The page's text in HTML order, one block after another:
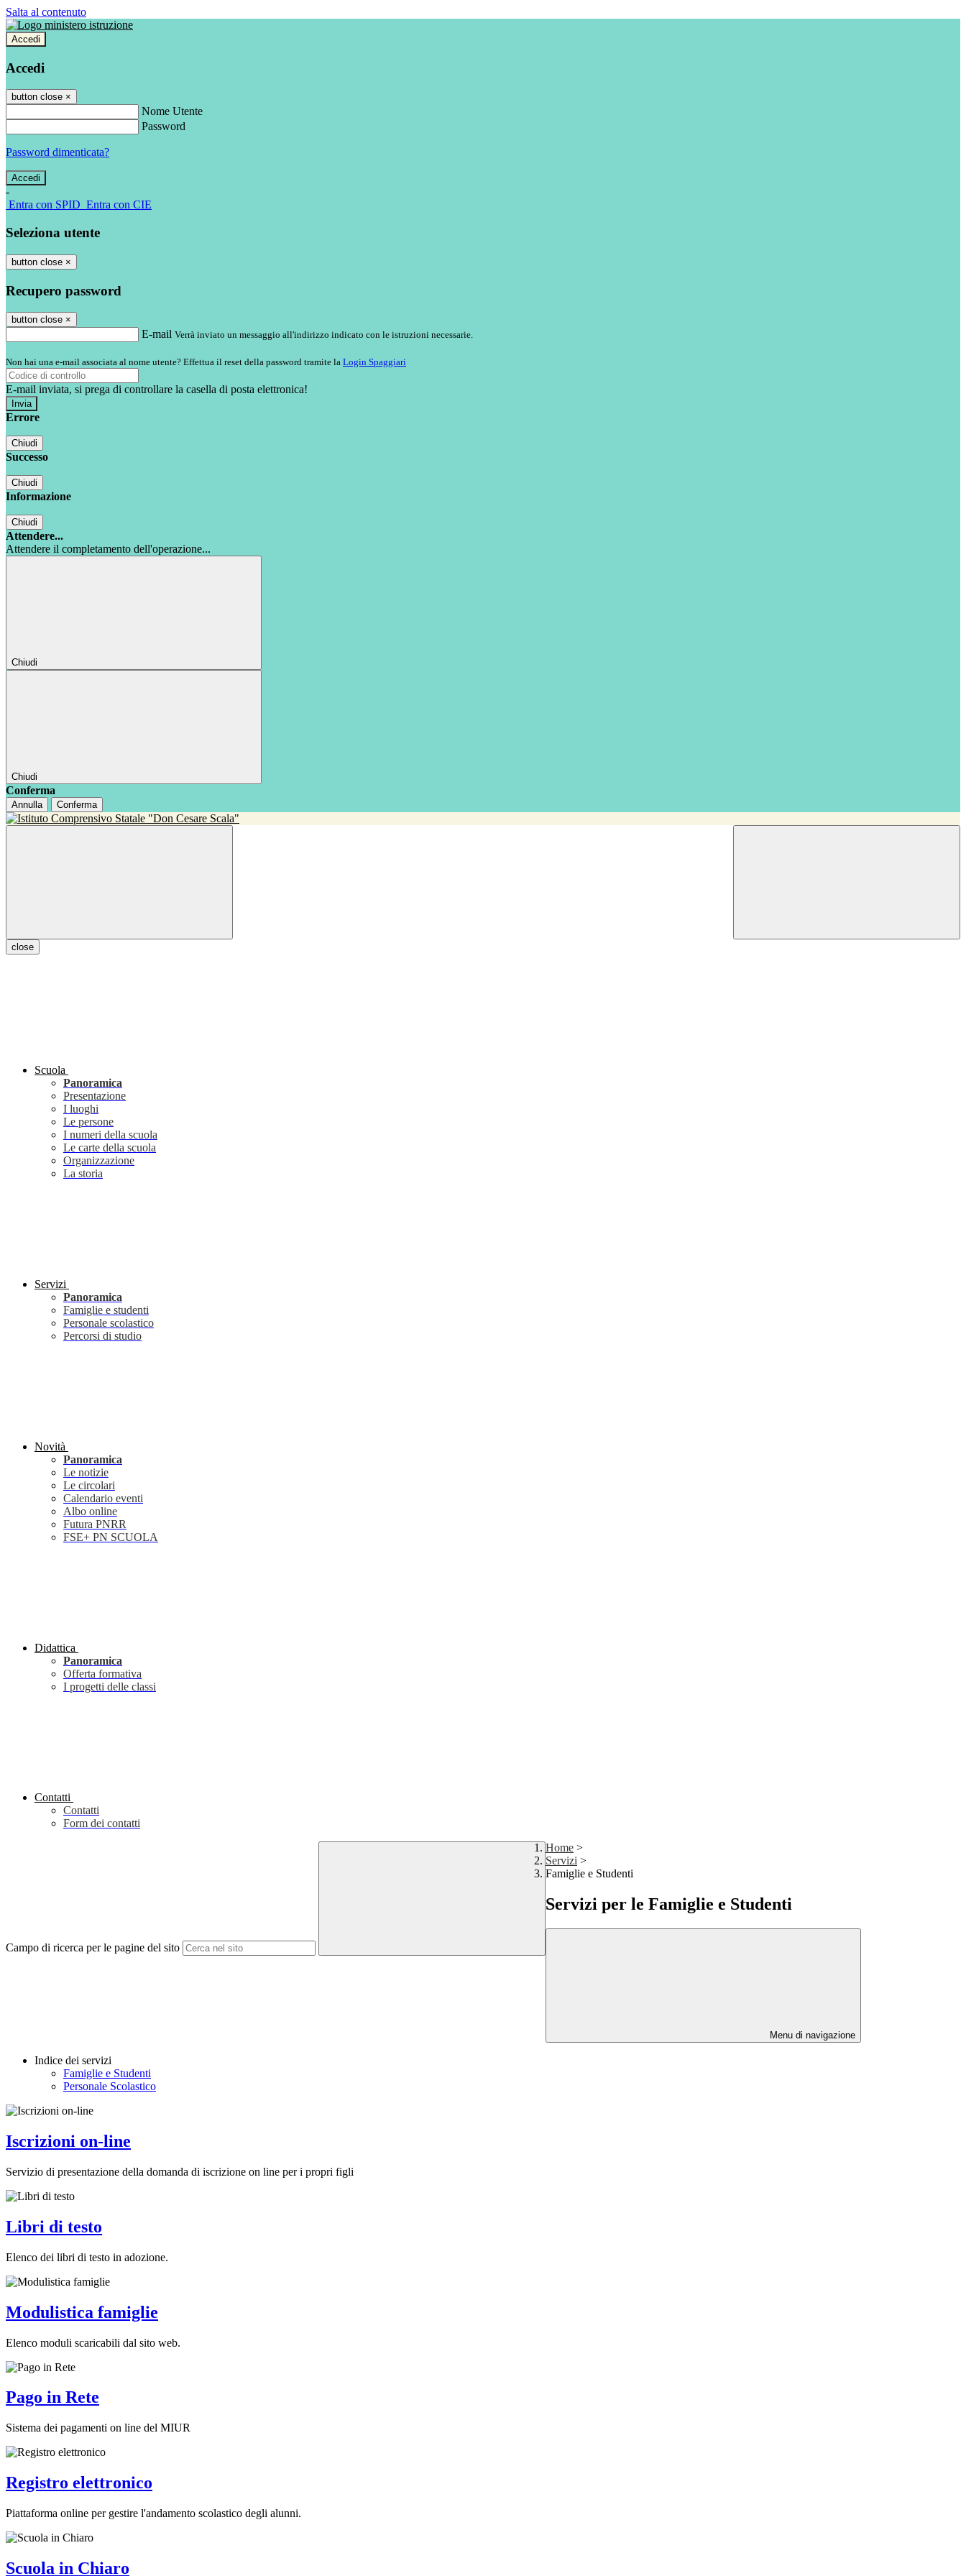
Salta al contenuto
Accedi
Accedi
button close ×
Nome Utente
Password
Password dimenticata?
-
Entra con SPID Entra con CIE
Seleziona utente
button close ×
Recupero password
button close ×
E-mail Verrà inviato un messaggio all'indirizzo indicato con le istruzioni necessarie.
Non hai una e-mail associata al nome utente? Effettua il reset della password tramite la Login Spaggiari
E-mail inviata, si prega di controllare la casella di posta elettronica!
Errore
Chiudi
Successo
Chiudi
Informazione
Chiudi
Attendere...
Attendere il completamento dell'operazione...
Chiudi
Chiudi
Conferma
Annulla Conferma
close
Scuola
Panoramica
Presentazione
I luoghi
Le persone
I numeri della scuola
Le carte della scuola
Organizzazione
La storia
Servizi
Panoramica
Famiglie e studenti
Personale scolastico
Percorsi di studio
Novità
Panoramica
Le notizie
Le circolari
Calendario eventi
Albo online
Futura PNRR
FSE+ PN SCUOLA
Didattica
Panoramica
Offerta formativa
I progetti delle classi
Contatti
Contatti
Form dei contatti
Campo di ricerca per le pagine del sito
Home >
Servizi >
Famiglie e Studenti
Servizi per le Famiglie e Studenti
Menu di navigazione
Indice dei servizi
Famiglie e Studenti
Personale Scolastico
Iscrizioni on-line
Servizio di presentazione della domanda di iscrizione on line per i propri figli
Libri di testo
Elenco dei libri di testo in adozione.
Modulistica famiglie
Elenco moduli scaricabili dal sito web.
Pago in Rete
Sistema dei pagamenti on line del MIUR
Registro elettronico
Piattaforma online per gestire l'andamento scolastico degli alunni.
Scuola in Chiaro